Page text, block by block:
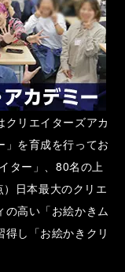
リエイターズアカ
」を育成を行ってお
ター」、80名の上
日本最大のクリエ
の高い「お絵かきム
し「お絵かきクリ